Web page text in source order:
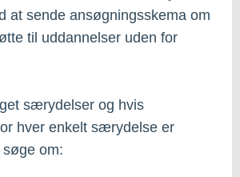
at sende ansøgningsskema om
til uddannelser uden for
særydelser og hvis
hver enkelt særydelse er
om: